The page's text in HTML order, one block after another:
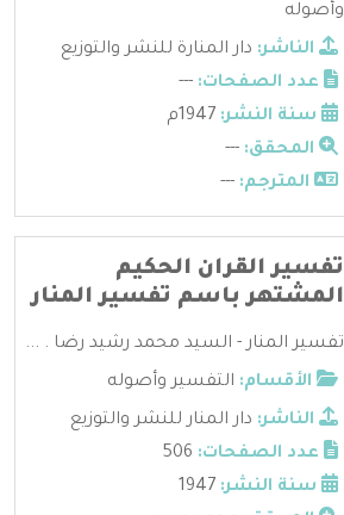
وأصوله
الناشر: دار المنارة للنشر والتوزيع
عدد الصفحات: ---
سنة النشر:
المحقق: ---
المترجم: ---
تفسير القران الحكيم
المشتهر باسم تفسير المنار
تفسير المنار - السيد محمد رشيد رضا . ...
الأقسام: التفسير وأصوله
الناشر: دار المنار للنشر والتوزيع
عدد الصفحات:
سنة النشر: